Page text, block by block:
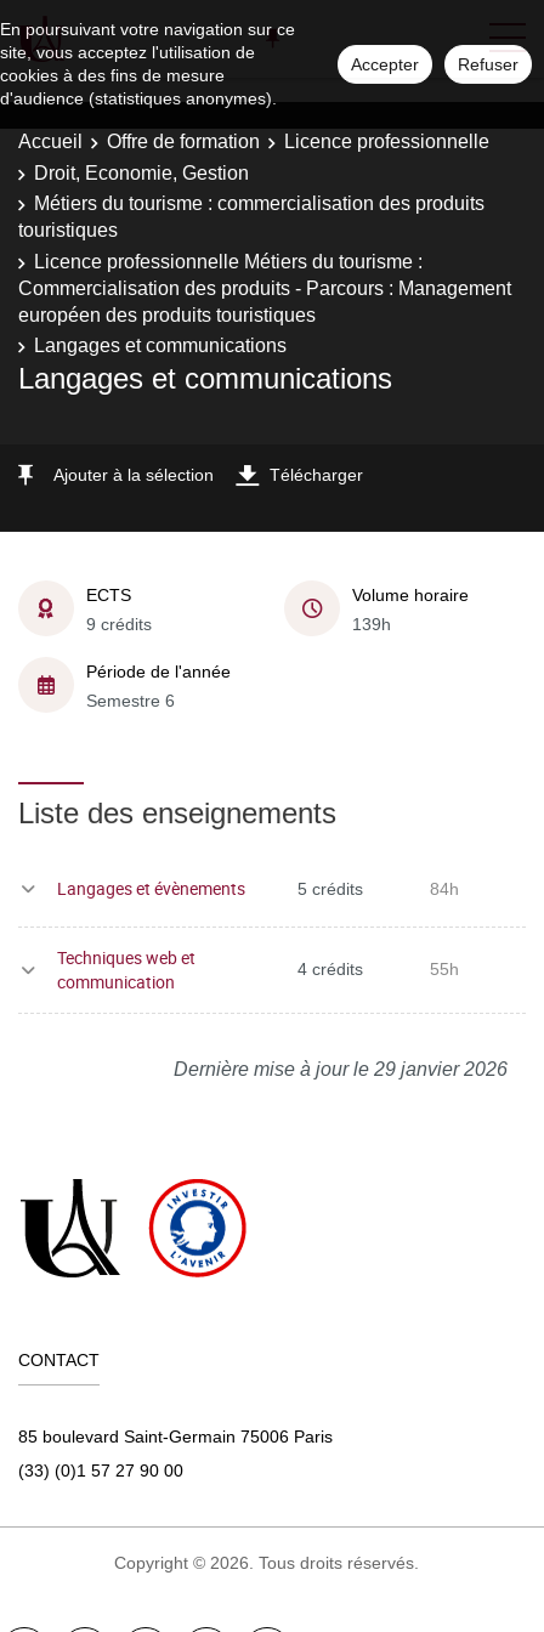
En poursuivant votre navigation sur ce
site, vous acceptez l'utilisation de
cookies à des fins de mesure
d'audience (statistiques anonymes).
Accepter Refuser
Accueil Offre de formation
Licence professionnelle
Droit, Economie, Gestion
Métiers du tourisme : commercialisation des produits
touristiques
Licence professionnelle Métiers du tourisme :
Commercialisation des produits - Parcours : Management
européen des produits touristiques
Langages et communications
Langages et communications
Ajouter à la sélection Télécharger
ECTS
9 crédits
Volume horaire
139h
Période de l'année
Semestre 6
Liste des enseignements
Langages et évènements 5 crédits 84h
Techniques web et
communication
4 crédits 55h
Dernière mise à jour le 29 janvier 2026
CONTACT
85 boulevard Saint-Germain 75006 Paris
(33) (0)1 57 27 90 00
Copyright © 2026. Tous droits réservés.